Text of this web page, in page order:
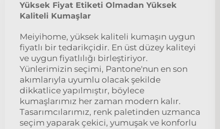
Yüksek Fiyat Etiketi Olmadan Yüksek
Kaliteli Kumaşlar
Meiyihome, yüksek kaliteli kumaşın uygun
fiyatlı bir tedarikçidir. En üst düzey kaliteyi
ve uygun fiyatlılığı birleştiriyor.
Yünlerimizin seçimi, Pantone'nun en son
akımlarıyla uyumlu olacak şekilde
dikkatlice yapılmıştır, böylece
kumaşlarımız her zaman modern kalır.
Tasarımcılarımız, renk paletinden uzmanca
seçim yaparak çekici, yumuşak ve konforlu